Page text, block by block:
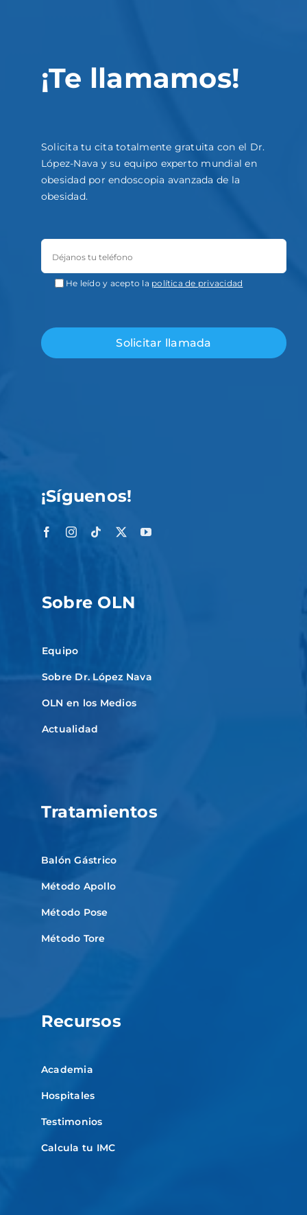
¡Te llamamos!
Solicita tu cita totalmente gratuita con el Dr.
López-Nava y su equipo experto mundial en
obesidad por endoscopia avanzada de la
obesidad.
He leído y acepto la política de privacidad
¡Síguenos!
Sobre OLN
Equipo
Sobre Dr. López Nava
OLN en los Medios
Actualidad
Tratamientos
Balón Gástrico
Método Apollo
Método Pose
Método Tore
Recursos
Academia
Hospitales
Testimonios
Calcula tu IMC